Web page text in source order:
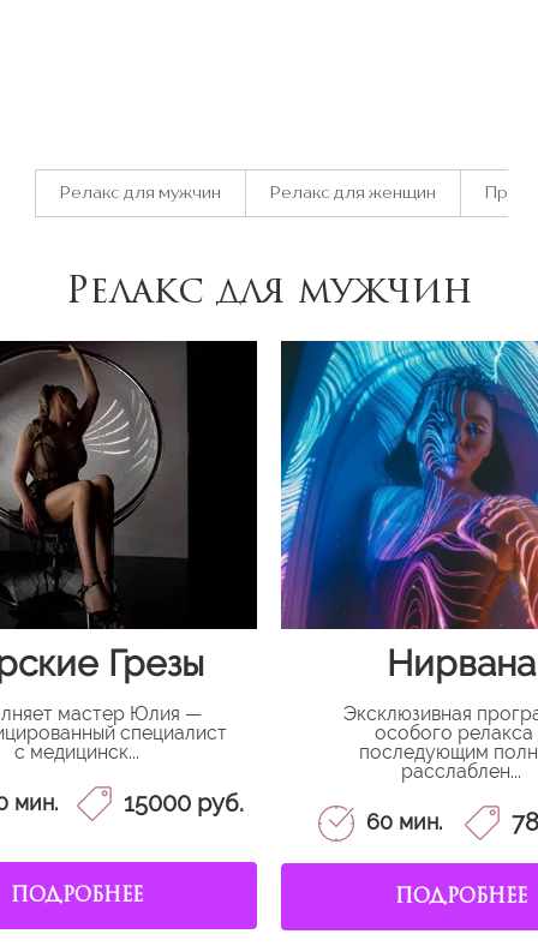
Релакс для мужчин Релакс для женщин
Релакс для мужчин
Грезы
мастер Юлия —
специалист
с медицинск...
мин. 15000 руб.
ПОДРОБНЕЕ
Нирвана
Эксклюзивная
особого релакса
последующим
расслаблен...
60 мин.
ПОДРОБНЕЕ